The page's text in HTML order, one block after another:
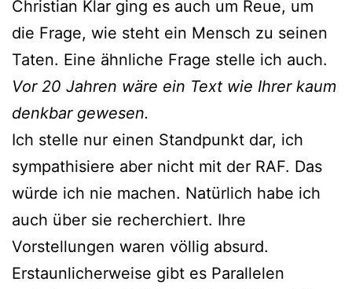
Christian Klar ging es auch um Reue, um
die Frage, wie steht ein Mensch zu seinen
Taten. Eine ähnliche Frage stelle ich auch.
Vor 20 Jahren wäre ein Text wie Ihrer kaum
denkbar gewesen.
Ich stelle nur einen Standpunkt dar, ich
sympathisiere aber nicht mit der RAF. Das
würde ich nie machen. Natürlich habe ich
auch über sie recherchiert. Ihre
Vorstellungen waren völlig absurd.
Erstaunlicherweise gibt es Parallelen